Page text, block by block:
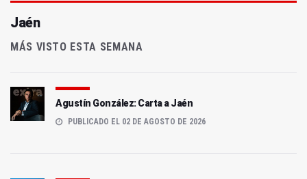
Jaén
MÁS VISTO ESTA SEMANA
Agustín González: Carta a Jaén
PUBLICADO EL 02 DE AGOSTO DE 2026